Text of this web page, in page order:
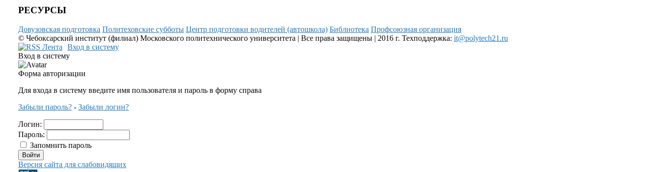
РЕСУРСЫ
Довузовская подготовка Политеховские субботы Центр подготовки водителей (автошкола) Библиотека Профсоюзная организация
© Чебоксарский институт (филиал) Московского политехнического университета | Все права защищены | 2016 г. Техподдержка: it@polytech21.ru
Вход в систему
Вход в систему
Форма авторизации
Для входа в систему введите имя пользователя и пароль в форму справа
Забыли пароль? - Забыли логин?
Логин:
Пароль:
Запомнить пароль
Версия сайта для слабовидящих